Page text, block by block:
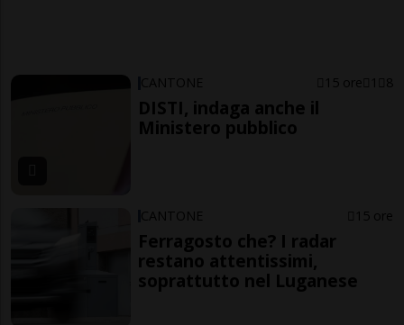
CANTONE 15 ore 1 8
DISTI, indaga anche il
Ministero pubblico
CANTONE 15 ore
Ferragosto che? I radar
restano attentissimi,
soprattutto nel Luganese